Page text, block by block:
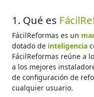
1. Qué es
FácilReformas es un
dotado de inteligencia
FácilReformas reúne a
a los mejores
de configuración de
cualquier usuario.